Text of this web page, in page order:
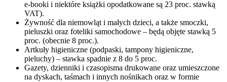
e-booki i niektóre książki opodatkowane są 23 proc. stawką
VAT).
Żywność dla niemowląt i małych dzieci, a także smoczki,
pieluszki oraz foteliki samochodowe – będą objęte stawką 5
proc. (obecnie 8 proc.).
Artkuły higieniczne (podpaski, tampony higieniczne,
pieluchy) – stawka spadnie z 8 do 5 proc.
Gazety, dzienniki i czasopisma drukowane oraz umieszczone
na dyskach, taśmach i innych nośnikach oraz w formie